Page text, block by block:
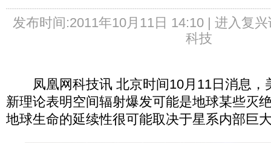
发布时间:2011年10月11日 14:10 | 进入复兴
科技
凤凰网科技讯 北京时间10月11日消息，
新理论表明空间辐射爆发可能是地球某些灭
地球生命的延续性很可能取决于星系内部巨